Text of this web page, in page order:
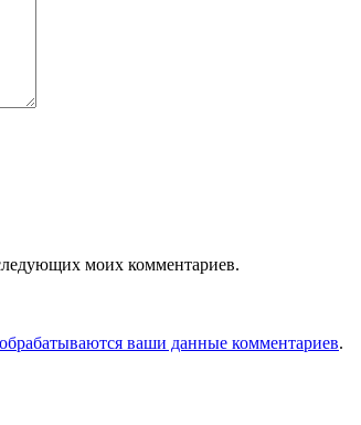
моих комментариев.
ваши данные комментариев.